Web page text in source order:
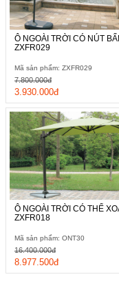
Ô NGOÀI TRỜI CÓ NÚT
ZXFR029
Mã sản phẩm: ZXFR029
3.930.000đ
7.800.000đ
Ô NGOÀI TRỜI CÓ THỂ
ZXFR018
Mã sản phẩm: ONT30
8.977.500đ
16.400.000đ